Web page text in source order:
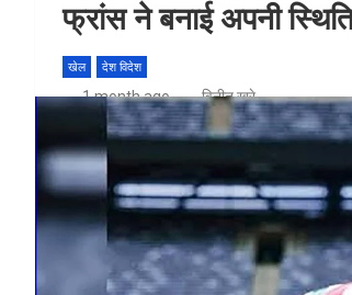
फ्रांस ने बनाई अपनी
खेल देश विदेश
1 month ago विनीत खरे